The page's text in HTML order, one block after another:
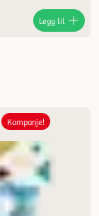
Legg til
Kampanje!